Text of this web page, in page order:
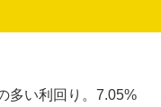
多い利回り。7.05%